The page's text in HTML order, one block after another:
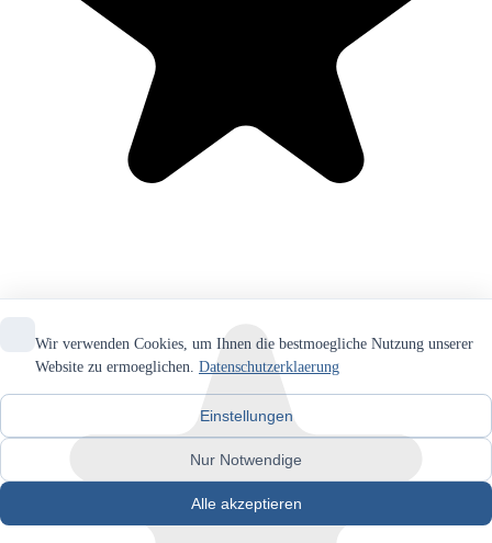
Wir verwenden Cookies, um Ihnen die bestmoegliche Nutzung unserer
Website zu ermoeglichen. Datenschutzerklaerung
Einstellungen
Nur Notwendige
Alle akzeptieren